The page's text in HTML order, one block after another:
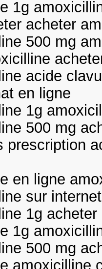
1g
acheter
500 mg
acide
en ligne
1g
500 mg
prescription
en ligne
sur
1g acheter
1g
500 mg
amoxicilline